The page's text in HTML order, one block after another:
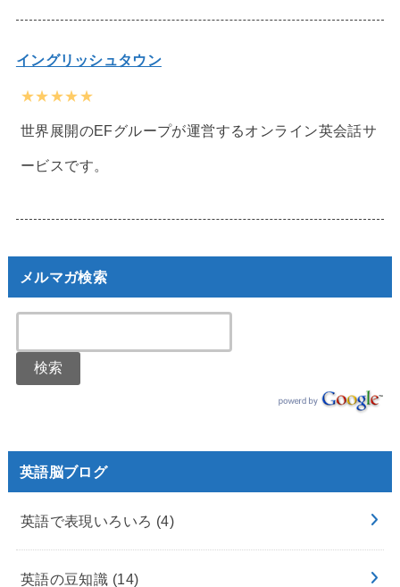
イングリッシュタウン
★★★★★
世界展開のEFグループが運営するオンライン英会話サ
ービスです。
メルマガ検索
英語脳ブログ
英語で表現いろいろ (4)
英語の豆知識 (14)